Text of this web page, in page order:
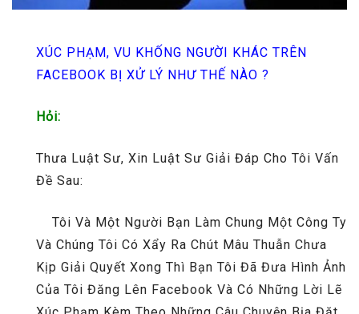
XÚC PHẠM, VU KHỐNG NGƯỜI KHÁC TRÊN
FACEBOOK BỊ XỬ LÝ NHƯ THẾ NÀO ?
Hỏi:
Thưa Luật Sư, Xin Luật Sư Giải Đáp Cho Tôi Vấn
Đề Sau:
Tôi Và Một Người Bạn Làm Chung Một Công Ty
Và Chúng Tôi Có Xẩy Ra Chút Mâu Thuẫn Chưa
Kịp Giải Quyết Xong Thì Bạn Tôi Đã Đưa Hình Ảnh
Của Tôi Đăng Lên Facebook Và Có Những Lời Lẽ